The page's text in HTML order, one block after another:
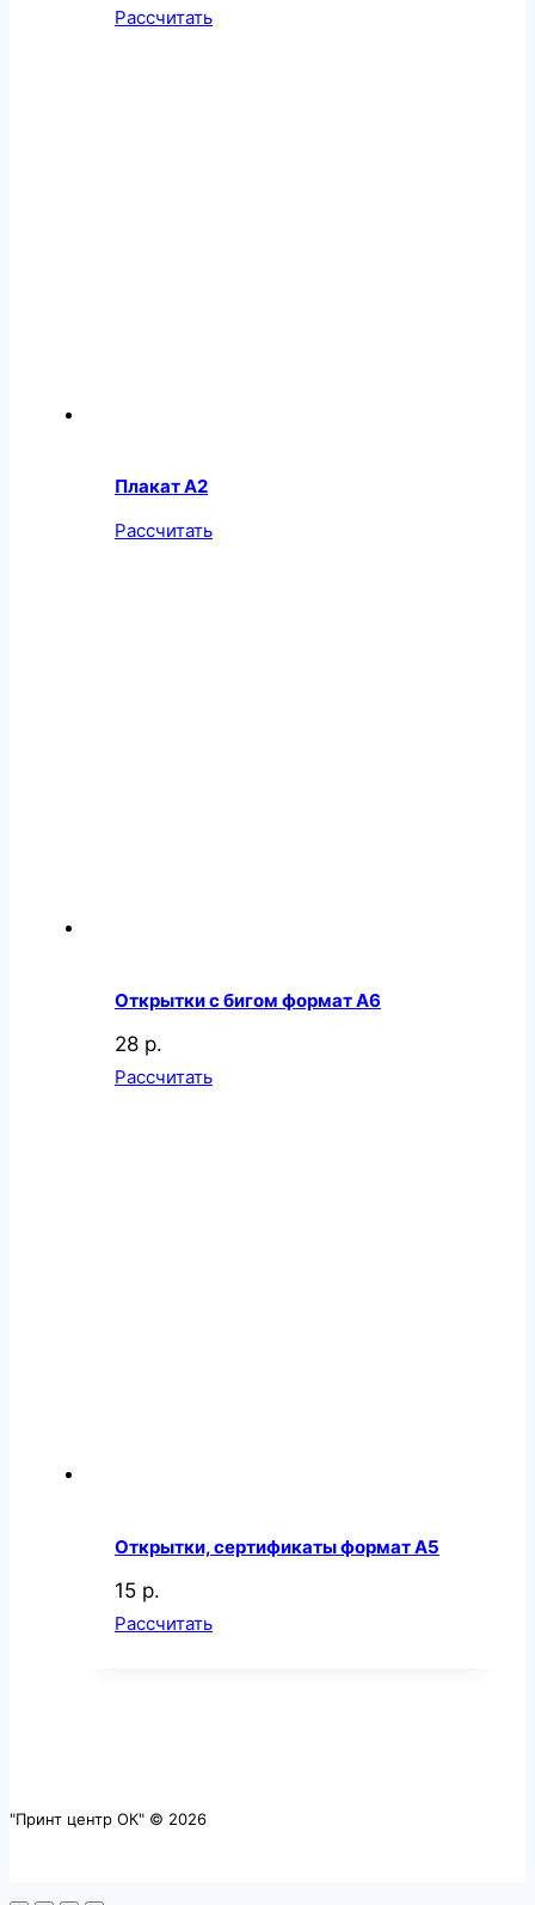
Рассчитать
Плакат А2
Рассчитать
Открытки с бигом формат А6
28 р.
Рассчитать
Открытки, сертификаты формат А5
15 р.
Рассчитать
"Принт центр ОК" © 2026